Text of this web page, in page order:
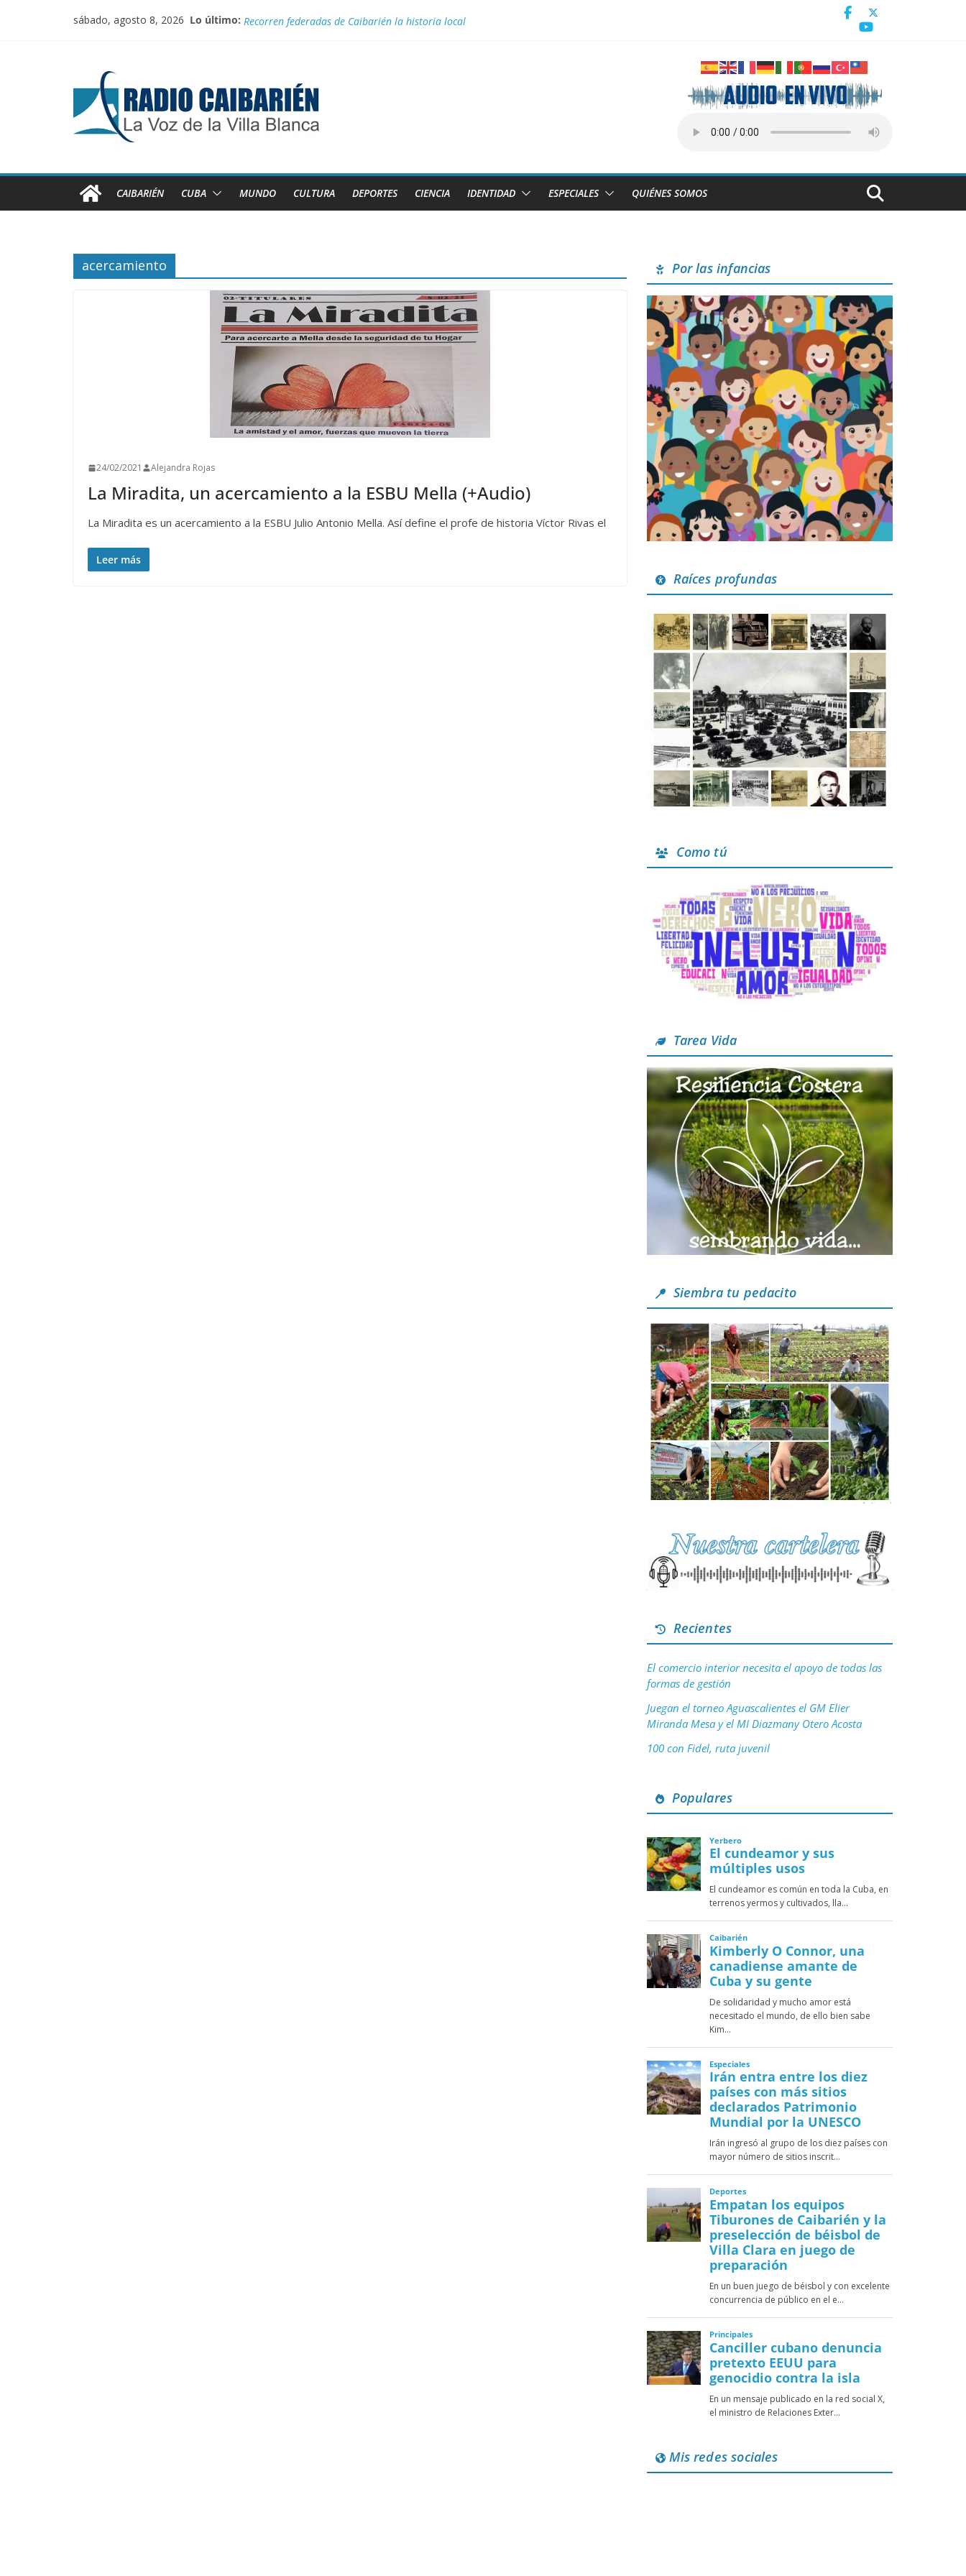
sábado, agosto 8, 2026 Lo último: 100 con Fidel, ruta juvenil
CAIBARIÉN CUBA MUNDO CULTURA DEPORTES CIENCIA IDENTIDAD ESPECIALES QUIÉNES SOMOS
acercamiento
24/02/2021 Alejandra Rojas
La Miradita, un acercamiento a la ESBU Mella (+Audio)
La Miradita es un acercamiento a la ESBU Julio Antonio Mella. Así define el profe de historia Víctor Rivas el
Leer más
Por las infancias
Raíces profundas
Como tú
Tarea Vida
Siembra tu pedacito
Recientes
El comercio interior necesita el apoyo de todas las
formas de gestión
Juegan el torneo Aguascalientes el GM Elier
Miranda Mesa y el MI Diazmany Otero Acosta
100 con Fidel, ruta juvenil
Populares
Mis redes sociales